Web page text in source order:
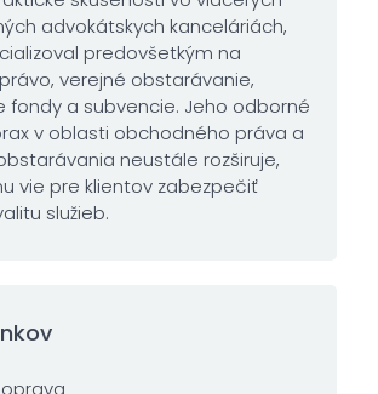
advokátskych kanceláriách,
predovšetkým na
verejné obstarávanie,
fondy a subvencie. Jeho odborné
v oblasti obchodného práva a
neustále rozširuje,
vie pre klientov zabezpečiť
služieb.